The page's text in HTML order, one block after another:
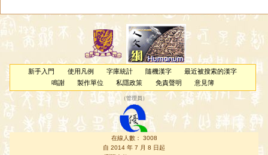
新手入門 使用凡例 字庫統計 隨機漢字
最近被搜索的漢字
鳴謝
製作單位 私隱政策 免責聲明 意見簿
（管理員 ）
在線人數： 3008
自 2014 年 7 月 8 日起